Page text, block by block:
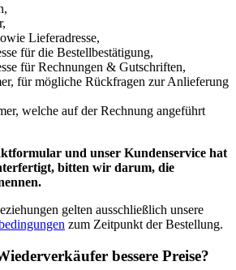
Lieferadresse,
für die Bestellbestätigung,
für Rechnungen & Gutschriften,
für mögliche Rückfragen zur Anlieferung
welche auf der Rechnung angeführt
und unser Kundenservice hat
bitten wir darum, die
gelten ausschließlich unsere
zum Zeitpunkt der Bestellung.
bessere Preise?